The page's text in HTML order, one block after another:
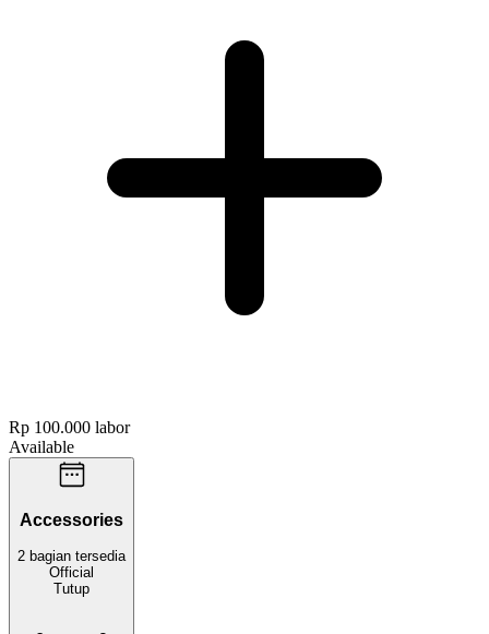
Rp 100.000 labor
Available
Accessories
2 bagian tersedia
Official
Tutup